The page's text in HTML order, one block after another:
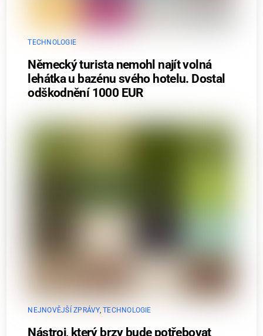
TECHNOLOGIE
Německý turista nemohl najít volná
lehátka u bazénu svého hotelu. Dostal
odškodnění 1000 EUR
NEJNOVĚJŠÍ ZPRÁVY,TECHNOLOGIE
Nástroj, který brzy bude potřebovat